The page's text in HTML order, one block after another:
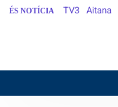
ÉS NOTÍCIA TV3 Aitana